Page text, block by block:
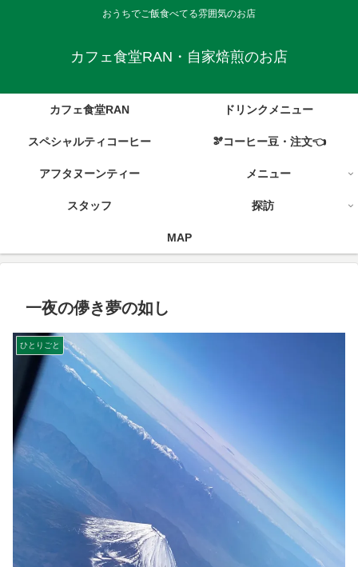
おうちでご飯食べてる雰囲気のお店
カフェ食堂RAN・自家焙煎のお店
カフェ食堂RAN ドリンクメニュー
スペシャルティコーヒー 🫘コーヒー豆・注文👈
アフタヌーンティー メニュー
スタッフ 探訪
MAP
一夜の儚き夢の如し
ひとりごと